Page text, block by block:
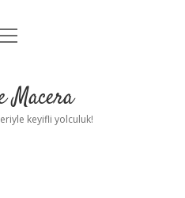
Uyarı
Macera
keyifli yolculuk!